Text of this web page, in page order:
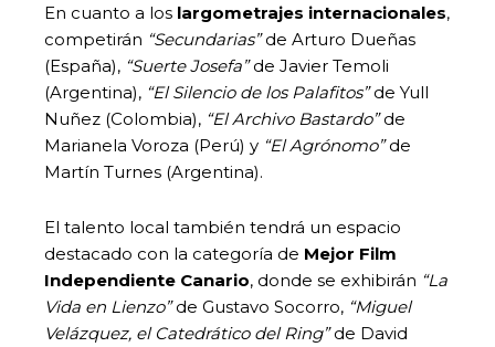
En cuanto a los largometrajes internacionales,
competirán “Secundarias”de Arturo Dueñas
(España), “Suerte Josefa”de Javier Temoli
(Argentina), “El Silencio de los Palafitos”de Yull
Nuñez (Colombia), “El Archivo Bastardo”de
Marianela Voroza (Perú) y “El Agrónomo”de
Martín Turnes (Argentina).
El talento local también tendrá un espacio
destacado con la categoría de Mejor Film
Independiente Canario, donde se exhibirán “La
Vida en Lienzo”de Gustavo Socorro, “Miguel
Velázquez, el Catedrático del Ring”de David